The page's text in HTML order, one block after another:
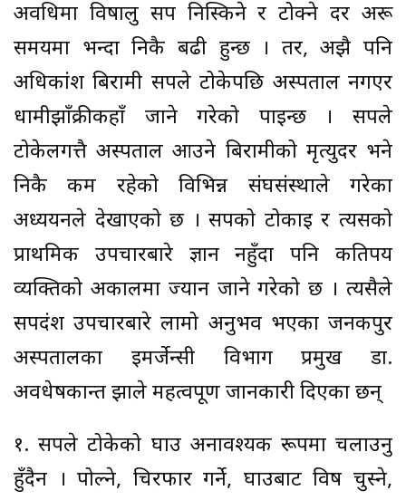
अवधिमा विषालु सर्प निस्किने र टोक्ने दर अरू
समयमा भन्दा निकै बढी हुन्छ । तर, अझै पनि
अधिकांश बिरामी सर्पले टोकेपछि अस्पताल नगएर
धामीझाँक्रीकहाँ जाने गरेको पाइन्छ । सर्पले
टोकेलगत्तै अस्पताल आउने बिरामीको मृत्युदर भने
निकै कम रहेको विभिन्न संघसंस्थाले गरेका
अध्ययनले देखाएको छ । सर्पको टोकाइ र त्यसको
प्राथमिक उपचारबारे ज्ञान नहुँदा पनि कतिपय
व्यक्तिको अकालमा ज्यान जाने गरेको छ । त्यसैले
सर्पदंश उपचारबारे लामो अनुभव भएका जनकपुर
अस्पतालका इमर्जेन्सी विभाग प्रमुख डा.
अवधेषकान्त झाले महत्वपूर्ण जानकारी दिएका छन्
१. सर्पले टोकेको घाउ अनावश्यक रूपमा चलाउनु
हुँदैन । पोल्ने, चिरफार गर्ने, घाउबाट विष चुस्ने,